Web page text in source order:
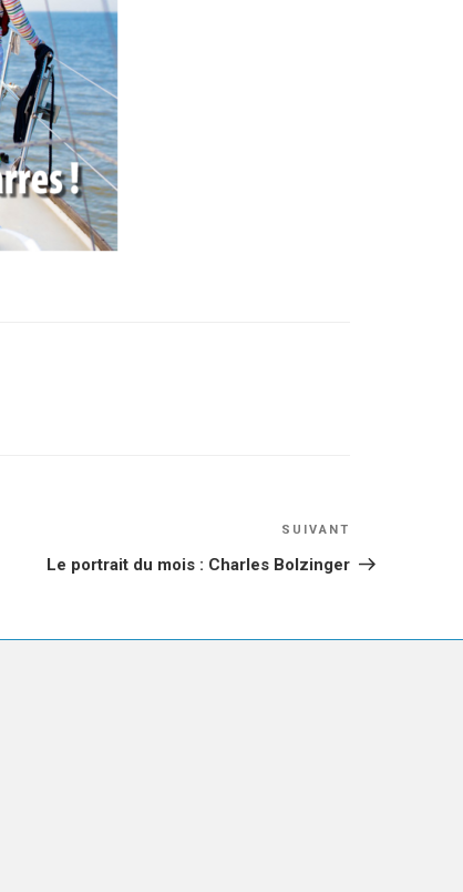
SUIVANT
Le portrait du mois : Charles Bolzinger